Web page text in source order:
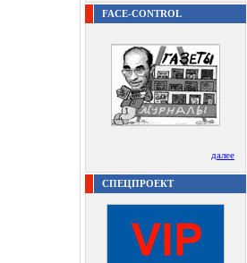
FACE-CONTROL
далее
СПЕЦПРОЕКТ